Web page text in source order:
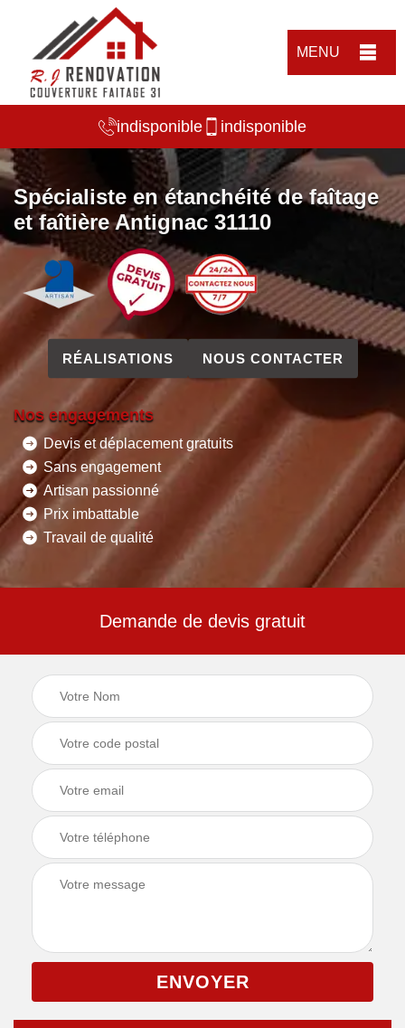
MENU
indisponible indisponible
Spécialiste en étanchéité de faîtage
et faîtière Antignac 31110
RÉALISATIONS NOUS CONTACTER
Nos engagements
Devis et déplacement gratuits
Sans engagement
Artisan passionné
Prix imbattable
Travail de qualité
Demande de devis gratuit